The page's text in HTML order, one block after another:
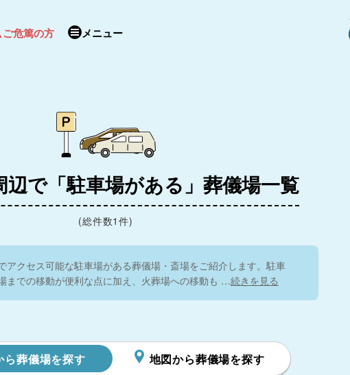
ご危篤の方 メニュー
辺で「駐車場がある」葬儀場一覧
(総件数1件)
アクセス可能な駐車場がある葬儀場・斎場をご紹介します。駐車
までの移動が便利な点に加え、火葬場への移動も …続きを見る
ら葬儀場を探す 地図から葬儀場を探す